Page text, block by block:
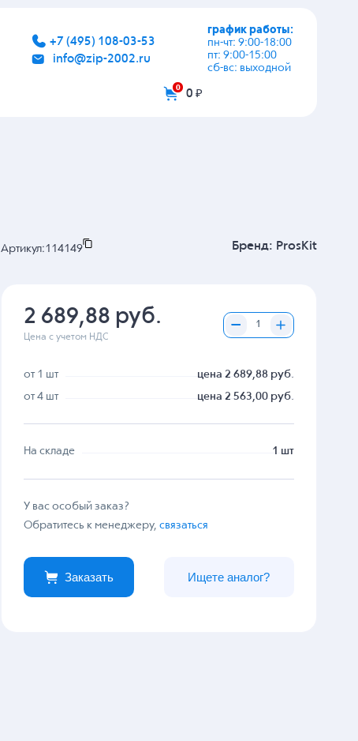
+7 (495) 108-03-53
info@zip-2002.ru
график работы:
пн-чт: 9:00-18:00
пт: 9:00-15:00
сб-вс: выходной
0 0 ₽
Артикул:114149 Бренд: ProsKit
2 689,88 руб.
Цена с учетом НДС
от 1 шт
цена 2 689,88 руб.
от 4 шт
цена 2 563,00 руб.
На складе 1 шт
У вас особый заказ?
Обратитесь к менеджеру,связаться
Заказать Ищете аналог?